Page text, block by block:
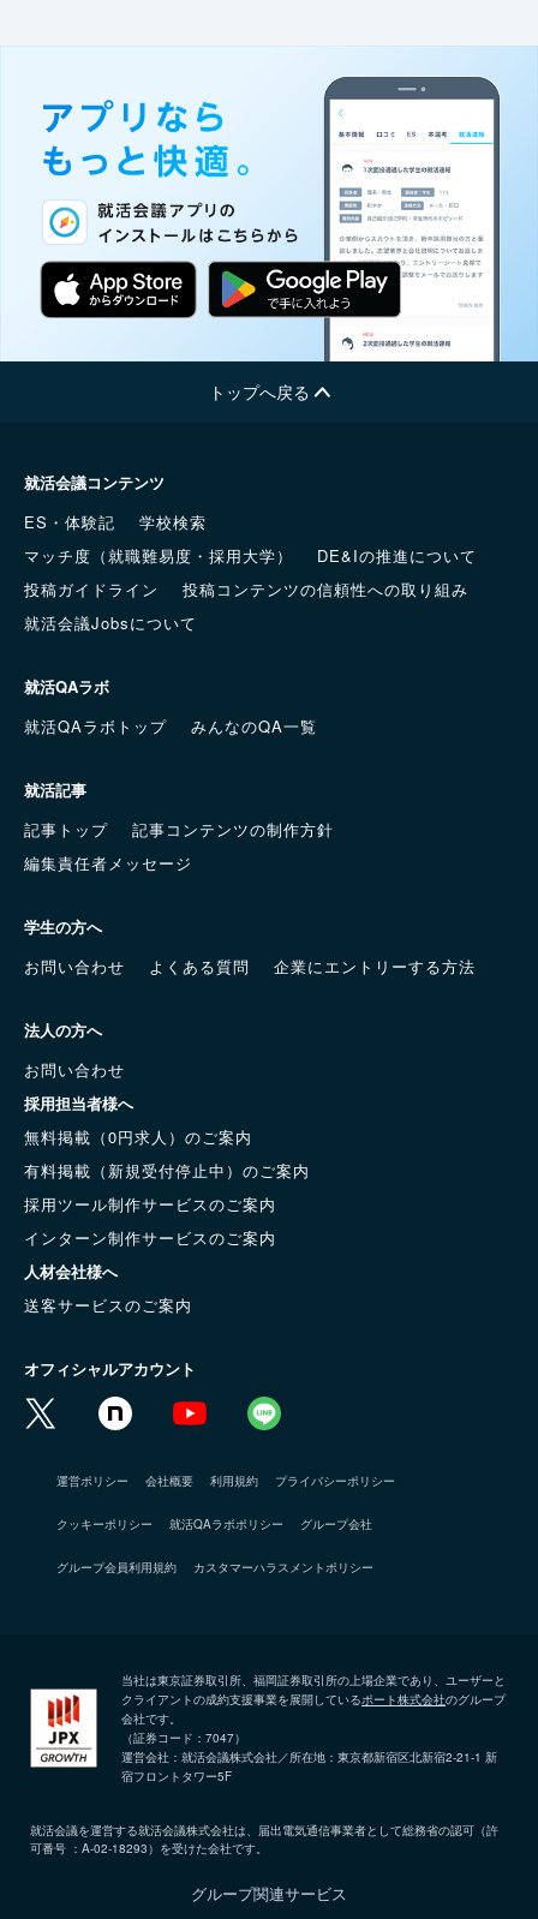
トップへ戻る
就活会議コンテンツ
ES・体験記
学校検索
マッチ度（就職難易度・採用大学）
DE&Iの推進について
投稿ガイドライン
投稿コンテンツの信頼性への取り組み
就活会議Jobsについて
就活QAラボ
就活QAラボトップ
みんなのQA一覧
就活記事
記事トップ
記事コンテンツの制作方針
編集責任者メッセージ
学生の方へ
お問い合わせ
よくある質問 企業にエントリーする方法
法人の方へ
お問い合わせ
採用担当者様へ
無料掲載（0円求人）のご案内
有料掲載（新規受付停止中）のご案内
採用ツール制作サービスのご案内
インターン制作サービスのご案内
人材会社様へ
送客サービスのご案内
オフィシャルアカウント
運営ポリシー 会社概要 利用規約 プライバシーポリシー
クッキーポリシー 就活QAラボポリシー グループ会社
グループ会員利用規約 カスタマーハラスメントポリシー
当社は東京証券取引所、福岡証券取引所の上場企業であり、ユーザーと
クライアントの成約支援事業を展開しているポート株式会社のグループ
会社です。
（証券コード：7047）
運営会社：就活会議株式会社／所在地：東京都新宿区北新宿2-21-1 新
宿フロントタワー5F
就活会議を運営する就活会議株式会社は、届出電気通信事業者として総務省の認可（許
可番号 ：A-02-18293）を受けた会社です。